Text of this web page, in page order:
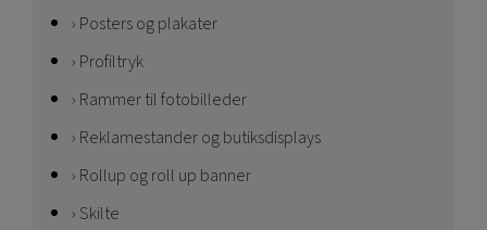
Posters og plakater
Profiltryk
Rammer til fotobilleder
Reklamestander og butiksdisplays
Rollup og roll up banner
Skilte